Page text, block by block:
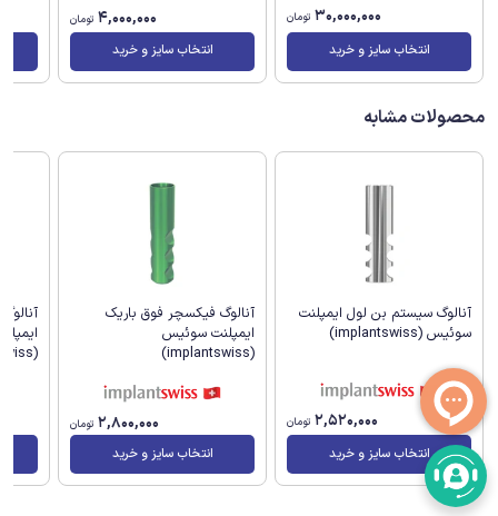
30,000,000 تومان
انتخاب سایز و خرید
4,000,000 تومان
انتخاب سایز و خرید
محصولات مشابه
آنالوگ سیستم بن لول ایمپلنت
سوئیس (implantswiss)
2,520,000 تومان
انتخاب سایز و خرید
آنالوگ فیکسچر فوق باریک
ایمپلنت سوئیس
(implantswiss)
2,800,000 تومان
انتخاب سایز و خرید
(implantswiss)